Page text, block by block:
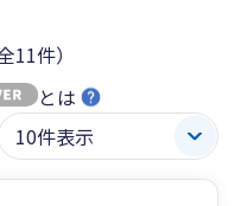
11件）
とは